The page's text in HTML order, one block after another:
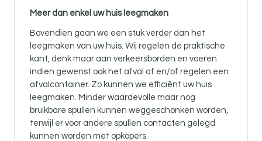
Meer dan enkel uw huis leegmaken
Bovendien gaan we een stuk verder dan het
leegmaken van uw huis. Wij regelen de praktische
kant, denk maar aan verkeersborden en voeren
indien gewenst ook het afval af en/of regelen een
afvalcontainer. Zo kunnen we efficiënt uw huis
leegmaken. Minder waardevolle maar nog
bruikbare spullen kunnen weggeschonken worden,
terwijl er voor andere spullen contacten gelegd
kunnen worden met opkopers.